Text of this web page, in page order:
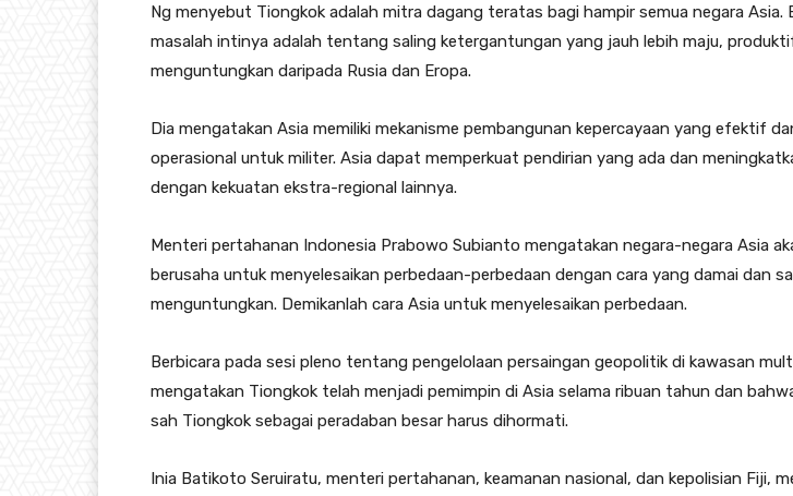
Ng menyebut Tiongkok adalah mitra dagang teratas bagi hampir semua negara Asia.
masalah intinya adalah tentang saling ketergantungan yang jauh lebih maju,
menguntungkan daripada Rusia dan Eropa.
Dia mengatakan Asia memiliki mekanisme pembangunan kepercayaan yang efektif
operasional untuk militer. Asia dapat memperkuat pendirian yang ada dan
dengan kekuatan ekstra-regional lainnya.
Menteri pertahanan Indonesia Prabowo Subianto mengatakan negara-negara Asia
berusaha untuk menyelesaikan perbedaan-perbedaan dengan cara yang damai dan
menguntungkan. Demikanlah cara Asia untuk menyelesaikan perbedaan.
Berbicara pada sesi pleno tentang pengelolaan persaingan geopolitik di kawasan
mengatakan Tiongkok telah menjadi pemimpin di Asia selama ribuan tahun dan
sah Tiongkok sebagai peradaban besar harus dihormati.
Inia Batikoto Seruiratu, menteri pertahanan, keamanan nasional, dan kepolisian Fiji,